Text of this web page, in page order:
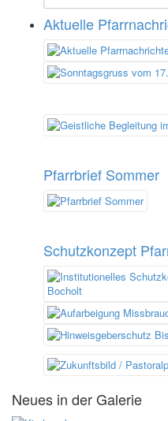
Aktuelle
Pfarrbrief Sommer
Schutzkonzept
Neues in der Galerie